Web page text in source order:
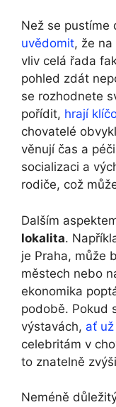
Než se pustíme
uvědomit, že na
vliv celá řada
pohled zdát
se rozhodnete
pořídit, hrají
chovatelé
věnují čas a
socializaci a
rodiče, což
Dalším
lokalita.
je Praha, může
městech nebo
ekonomika
podobě. Pokud
výstavách, ať už
celebritám v
to znatelně
Neméně